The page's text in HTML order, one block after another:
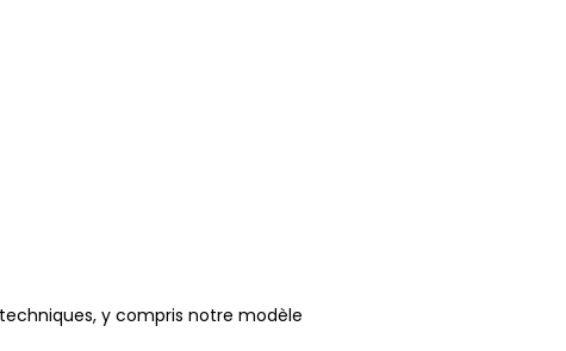
y compris notre modèle